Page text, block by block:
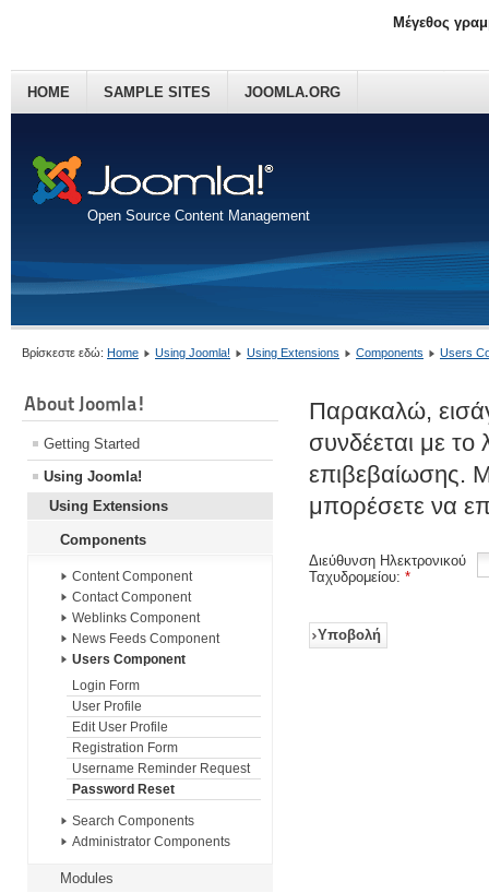
Open Source Content Management
HOME SAMPLE SITES JOOMLA.ORG
Μέγεθος
Βρίσκεστε εδώ: Home Using Joomla! Using Extensions Components Users
About Joomla!
Getting Started
Using Joomla!
Using Extensions
Components
Content Component
Contact Component
Weblinks Component
News Feeds Component
Users Component
Login Form
User Profile
Edit User Profile
Registration Form
Username Reminder Request
Password Reset
Search Components
Administrator Components
Modules
Παρακαλώ,
συνδέεται με
επιβεβαίωσης.
μπορέσετε να
Διεύθυνση Ηλεκτρονικού
Ταχυδρομείου: *
Υποβολή